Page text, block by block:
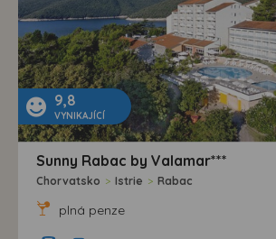
9,8
VYNIKAJÍCÍ
Sunny Rabac by Valamar***
Chorvatsko > Istrie > Rabac
plná penze